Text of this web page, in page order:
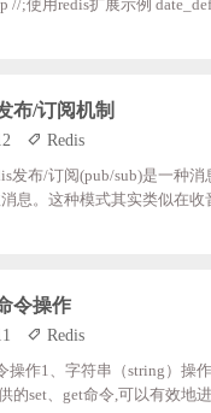
//;使用redis扩展示例
布/订阅机制
Redis
发布/订阅(pub/sub)是一种
消息。这种模式其实类似在
令操作
Redis
操作1、字符串（string）操
的set、get命令,可以有效地